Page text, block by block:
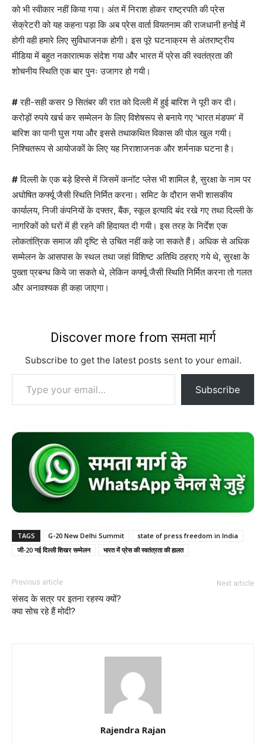
को भी स्वीकार नहीं किया गया। अंत में निराश होकर राष्ट्रपति की प्रेस
सेक्रेटरी को यह कहना पड़ा कि अब प्रेस वार्ता वियतनाम की राजधानी हनोई में
होगी वही हमारे लिए सुविधाजनक होगी। इस पूरे घटनाक्रम से अंतराष्ट्रीय
मीडिया में बहुत नकारात्मक संदेश गया और भारत में प्रेस की स्वतंत्रता की
शोचनीय स्थिति एक बार पुनः उजागर हो गयी।
#रही-सही कसर 9 सितंबर की रात को दिल्ली में हुई बारिश ने पूरी कर दी।
करोड़ों रुपये खर्च कर सम्मेलन के लिए विशेषरूप से बनाये गए ‘भारत मंडपम’ में
बारिश का पानी घुस गया और इससे तथाकथित विकास की पोल खुल गयी।
निश्चितरूप से आयोजकों के लिए यह निराशाजनक और शर्मनाक घटना है।
#दिल्ली के एक बड़े हिस्से में जिसमें कनॉट प्लेस भी शामिल है, सुरक्षा के नाम पर
अघोषित कर्फ्यू जैसी स्थिति निर्मित करना। समिट के दौरान सभी शासकीय
कार्यालय, निजी कंपनियों के दफ्तर, बैंक, स्कूल इत्यादि बंद रखे गए तथा दिल्ली के
नागरिकों को घरों में ही रहने की हिदायत दी गयी। इस तरह के निर्देश एक
लोकतांत्रिक समाज की दृष्टि से उचित नहीं कहे जा सकते हैं। अधिक से अधिक
सम्मेलन के आसपास के स्थल तथा जहां विशिष्ट अतिथि ठहराए गये थे, सुरक्षा के
पुख्ता प्रबन्ध किये जा सकते थे, लेकिन कर्फ्यू जैसी स्थिति निर्मित करना तो गलत
और अनावश्यक ही कहा जाएगा।
Discover more from समता मार्ग
Subscribe to get the latest posts sent to your email.
Type your email…
Subscribe
TAGS G-20 New Delhi Summit
state of press freedom in India
जी-20 नई दिल्ली शिखर सम्मेलन
भारत में प्रेस की स्वतंत्रता की हालत
Previous article
संसद के सत्र पर इतना रहस्य क्यों?
क्या सोच रहे हैं मोदी?
Next article
Rajendra Rajan